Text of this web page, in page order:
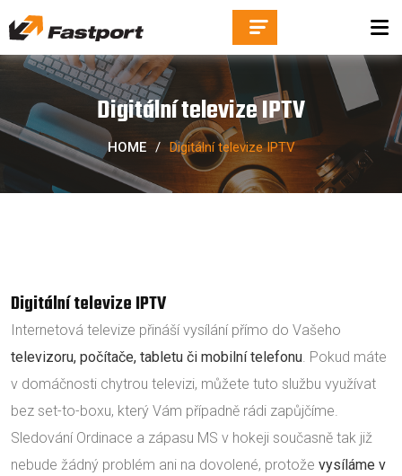
Digitální televize IPTV
HOME / Digitální televize IPTV
Digitální televize IPTV
Internetová televize přináší vysílání přímo do Vašeho
televizoru, počítače, tabletu či mobilní telefonu. Pokud máte
v domáčnosti chytrou televizi, můžete tuto službu využívat
bez set-to-boxu, který Vám případně rádi zapůjčíme.
Sledování Ordinace a zápasu MS v hokeji současně tak již
nebude žádný problém ani na dovolené, protože vysíláme v